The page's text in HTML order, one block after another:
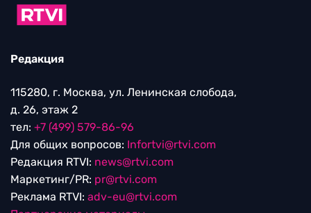
Редакция
115280, г. Москва, ул. Ленинская слобода,
д. 26, этаж 2
тел: +7 (499) 579-86-96
Для общих вопросов: Infortvi@rtvi.com
Редакция RTVI: news@rtvi.com
Маркетинг/PR: pr@rtvi.com
Реклама RTVI: adv-eu@rtvi.com